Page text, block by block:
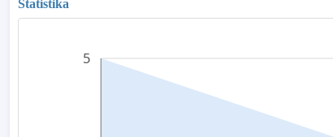
Statistika
5